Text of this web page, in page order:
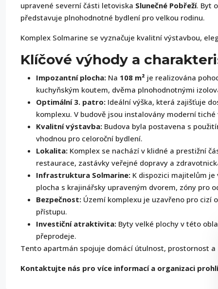
upravené severní části letoviska Slunečné Pobřeží. Byt
představuje plnohodnotné bydlení pro velkou rodinu.
Komplex Solmarine se vyznačuje kvalitní výstavbou,
Klíčové výhody a
Impozantní plocha: Na 108 m² je realizována
kuchyňským koutem, dvěma plnohodnotnými
Optimální 3. patro: Ideální výška, která zajišťuje
komplexu. V budově jsou instalovány moderní tiché
Kvalitní výstavba: Budova byla postavena s
vhodnou pro celoroční bydlení.
Lokalita: Komplex se nachází v klidné a prestižní
restaurace, zastávky veřejné dopravy a
Infrastruktura Solmarine: K dispozici majitelům je
plocha s krajinářsky upraveným dvorem, zóny pro
Bezpečnost: Území komplexu je uzavřeno pro cizí
přístupu.
Investiční atraktivita: Byty velké plochy v této
přeprodeje.
Tento apartmán spojuje domácí útulnost, prostornost
Kontaktujte nás pro více informací a organizaci